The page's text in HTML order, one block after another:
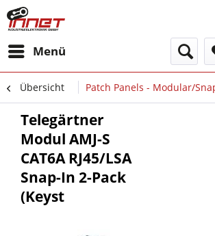
Menü
Übersicht Patch Panels - Modular/
Telegärtner
Modul AMJ-S
CAT6A RJ45/LSA
Snap-In 2-Pack
(Keyst